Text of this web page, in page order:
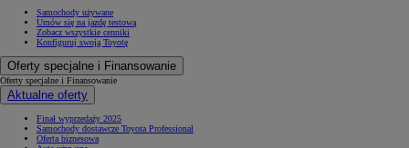
Samochody używane
Umów się na jazdę testową
Zobacz wszystkie cenniki
Konfiguruj swoją Toyotę
Oferty specjalne i Finansowanie
Oferty specjalne i Finansowanie
Aktualne oferty
Finał wyprzedaży 2025
Samochody dostawcze Toyota Professional
Oferta biznesowa